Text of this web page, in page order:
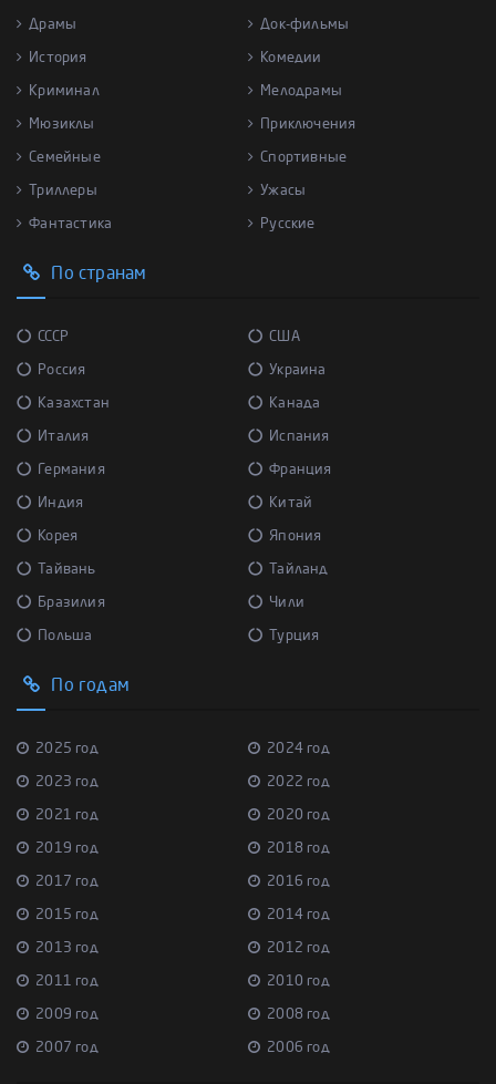
Драмы Док-фильмы
История Комедии
Криминал Мелодрамы
Мюзиклы Приключения
Семейные Спортивные
Триллеры Ужасы
Фантастика Русские
По странам
СССР США
Россия Украина
Казахстан Канада
Италия Испания
Германия Франция
Индия Китай
Корея Япония
Тайвань Тайланд
Бразилия Чили
Польша Турция
По годам
2025 год 2024 год
2023 год 2022 год
2021 год 2020 год
2019 год 2018 год
2017 год 2016 год
2015 год 2014 год
2013 год 2012 год
2011 год 2010 год
2009 год 2008 год
2007 год 2006 год